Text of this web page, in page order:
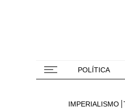
POLÍTICA
IMPERIALISMO